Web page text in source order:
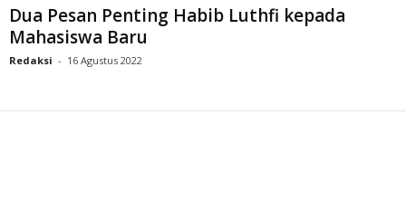
Dua Pesan Penting Habib Luthfi kepada
Mahasiswa Baru
Redaksi - 16 Agustus 2022